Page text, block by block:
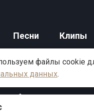
Песни Клипы
файлы cookie
данных.